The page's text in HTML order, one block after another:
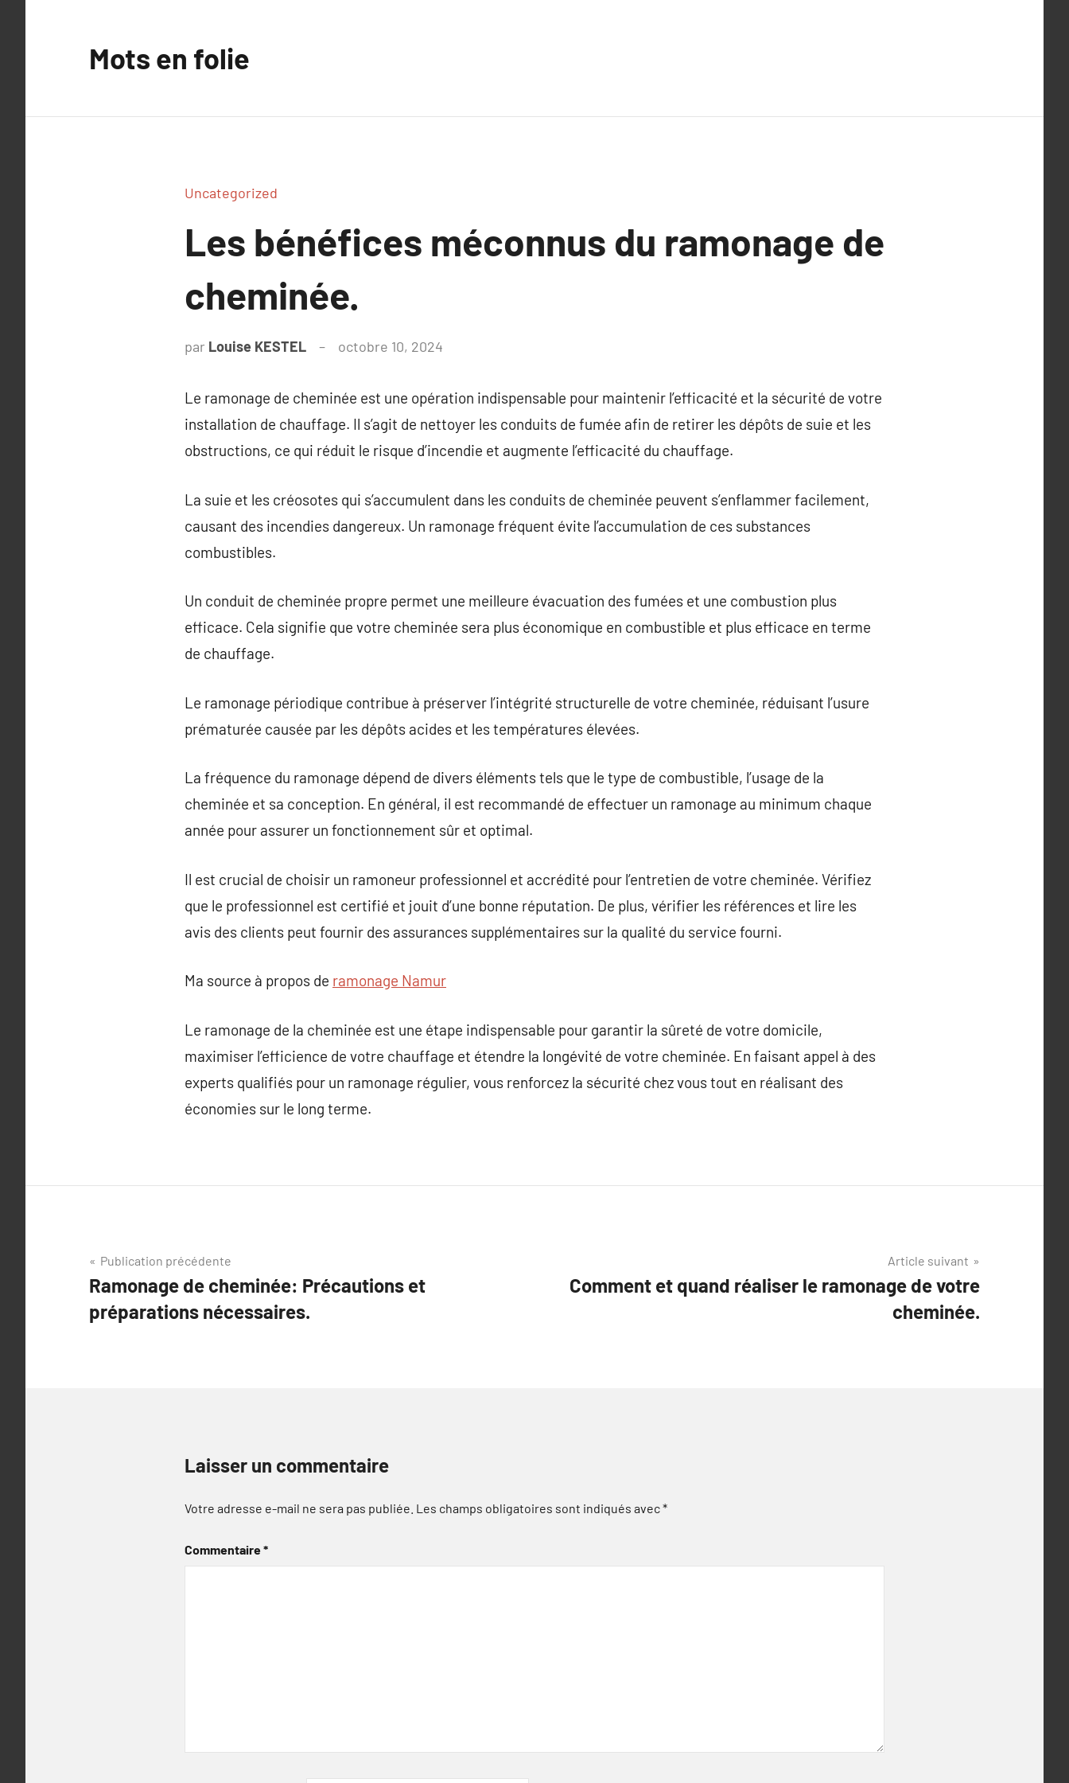
Mots en folie
Uncategorized
Les bénéfices méconnus du ramonage de
cheminée.
par Louise KESTEL octobre 10, 2024
Le ramonage de cheminée est une opération indispensable pour maintenir l’efficacité et la sécurité de votre
installation de chauffage. Il s’agit de nettoyer les conduits de fumée afin de retirer les dépôts de suie et les
obstructions, ce qui réduit le risque d’incendie et augmente l’efficacité du chauffage.
La suie et les créosotes qui s’accumulent dans les conduits de cheminée peuvent s’enflammer facilement,
causant des incendies dangereux. Un ramonage fréquent évite l’accumulation de ces substances
combustibles.
Un conduit de cheminée propre permet une meilleure évacuation des fumées et une combustion plus
efficace. Cela signifie que votre cheminée sera plus économique en combustible et plus efficace en terme
de chauffage.
Le ramonage périodique contribue à préserver l’intégrité structurelle de votre cheminée, réduisant l’usure
prématurée causée par les dépôts acides et les températures élevées.
La fréquence du ramonage dépend de divers éléments tels que le type de combustible, l’usage de la
cheminée et sa conception. En général, il est recommandé de effectuer un ramonage au minimum chaque
année pour assurer un fonctionnement sûr et optimal.
Il est crucial de choisir un ramoneur professionnel et accrédité pour l’entretien de votre cheminée. Vérifiez
que le professionnel est certifié et jouit d’une bonne réputation. De plus, vérifier les références et lire les
avis des clients peut fournir des assurances supplémentaires sur la qualité du service fourni.
Ma source à propos de ramonage Namur
Le ramonage de la cheminée est une étape indispensable pour garantir la sûreté de votre domicile,
maximiser l’efficience de votre chauffage et étendre la longévité de votre cheminée. En faisant appel à des
experts qualifiés pour un ramonage régulier, vous renforcez la sécurité chez vous tout en réalisant des
économies sur le long terme.
Navigation
de
l’article
Publication précédente
Ramonage de cheminée: Précautions et
préparations nécessaires.
Article suivant
Comment et quand réaliser le ramonage de votre
cheminée.
Laisser un commentaire
Votre adresse e-mail ne sera pas publiée. Les champs obligatoires sont indiqués avec*
Commentaire*